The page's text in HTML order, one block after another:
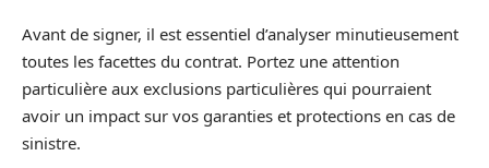
Avant de signer, il est essentiel d’analyser minutieusement
toutes les facettes du contrat. Portez une attention
particulière aux exclusions particulières qui pourraient
avoir un impact sur vos garanties et protections en cas de
sinistre.